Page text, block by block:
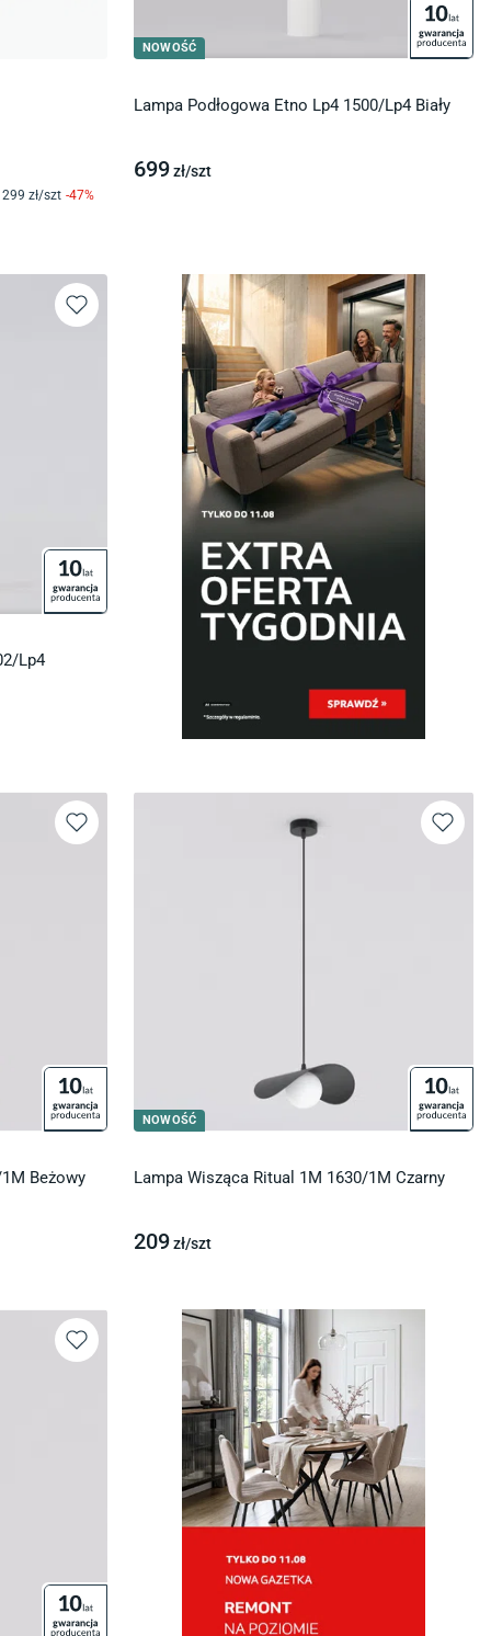
299 zł/szt -47%
NOWOŚĆ
Lampa Podłogowa Etno Lp4 1500/Lp4 Biały
699zł/szt
Lp4
Beżowy
NOWOŚĆ
Lampa Wisząca Ritual 1M 1630/1M Czarny
209zł/szt